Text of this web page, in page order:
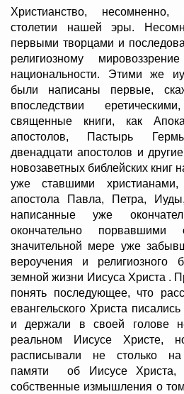
Христианство,
столетии нашей эры.
первыми творцами и
религиозному
национальности. Этими же
были написаны первые,
впоследствии
священные книги, как
апостолов, Пастырь
двенадцати апостолов и
новозаветных библейских книг
уже ставшими
апостола Павла, Петра,
написанные уже
окончательно
значительной мере уже
вероучения и религиозного
земной жизни Иисуса Христа .
понять последующее, что
евангельского Христа
и держали в своей голове
реальном Иисусе Христе,
расписывали не столько на
памяти об Иисусе Христа,
собственные измышления о